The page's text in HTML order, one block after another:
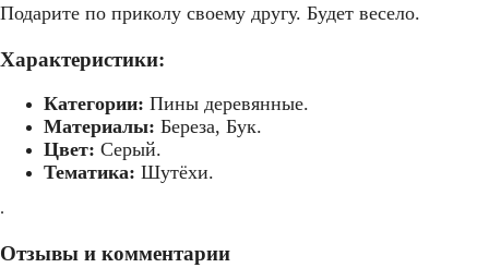
Подарите по приколу своему другу. Будет весело.
Характеристики:
Категории: Пины деревянные.
Материалы: Береза, Бук.
Цвет: Серый.
Тематика: Шутёхи.
.
Отзывы и комментарии